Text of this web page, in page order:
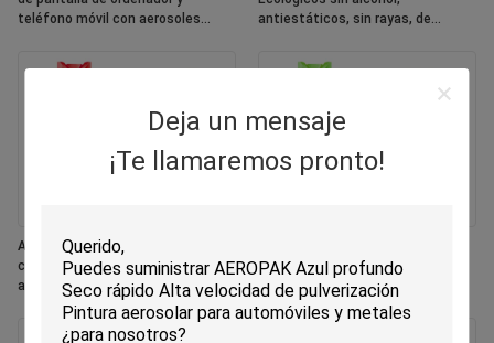
Deja un mensaje
¡Te llamaremos pronto!
teléfono móvil con aerosoles
antiestáticos, sin rayas, de
pantalla de colores personalizada
Aeropak 330ml Aerosol ecológico
con aroma de rosa, frescante de
aire, aerosol para uso en el hogar y
el automóvil, de larga duración
jazmín Uso Eliminador de olores
eficaz Eco-sencillo de larga
duración, seguro para mascotas,
seguro para niños, fresador de aire